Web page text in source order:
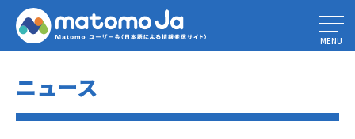
Home»
MENU
ニュース